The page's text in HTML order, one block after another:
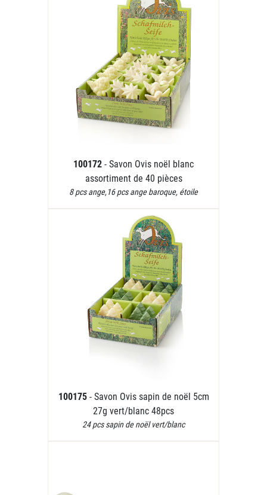
100172 - Savon Ovis noël blanc
assortiment de 40 pièces
8 pcs ange,16 pcs ange baroque, étoile
100175 - Savon Ovis sapin de noël 5cm
27g vert/blanc 48pcs
24 pcs sapin de noël vert/blanc